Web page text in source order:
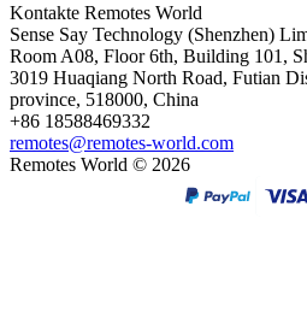
Kontakte Remotes World
Sense Say Technology (Shenzhen)
Room A08, Floor 6th, Building 101,
3019 Huaqiang North Road, Futian
province, 518000, China
+86 18588469332
remotes@remotes-world.com
Remotes World © 2026